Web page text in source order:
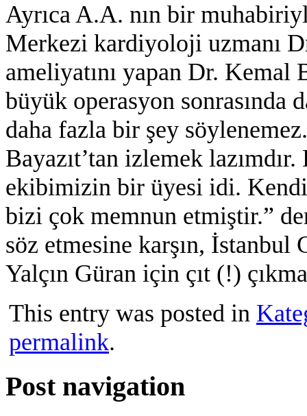
Ayrıca A.A. nın bir
Merkezi kardiyoloji uzmanı
ameliyatını yapan Dr.
büyük operasyon
daha fazla bir şey
Bayazıt’tan izlemek
ekibimizin bir üyesi idi.
bizi çok memnun etmiştir.”
söz etmesine karşın,
Yalçın Güran için çıt (!)
This entry was posted in
permalink.
Post navigation